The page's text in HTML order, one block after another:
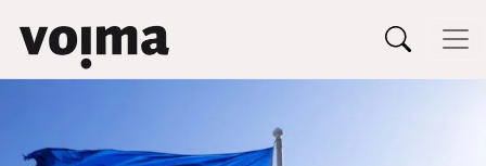
Siirry sisältöön
Päävalikko